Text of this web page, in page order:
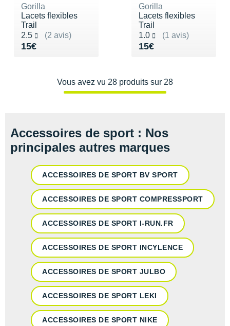
Gorilla
Lacets flexibles
Trail
2.5
(2 avis)
Noté 2.5 sur 5
15€
Vendu 15€
Gorilla
Lacets flexibles
Trail
1.0
(1 avis)
Noté 1.0 sur 5
15€
Vendu 15€
Vous avez vu 28 produits sur 28
Accessoires de sport : Nos
principales autres marques
ACCESSOIRES DE SPORT BV SPORT
ACCESSOIRES DE SPORT COMPRESSPORT
ACCESSOIRES DE SPORT I-RUN.FR
ACCESSOIRES DE SPORT INCYLENCE
ACCESSOIRES DE SPORT JULBO
ACCESSOIRES DE SPORT LEKI
ACCESSOIRES DE SPORT NIKE